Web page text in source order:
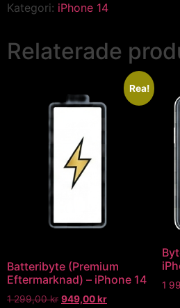
Kategori: iPhone 14
Relaterade
Rea!
Batteribyte (Premium
Eftermarknad) – iPhone 14
1 299,00kr 949,00kr
1